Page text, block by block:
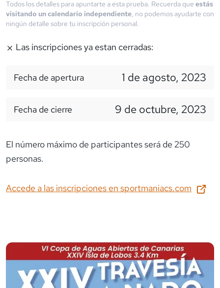
Todos los detalles para apuntarte a esta prueba. Recuerda que estás
visitando un calendario independiente, no podemos ayudarte con
ningún detalle sobre tu inscripción personal.
Las inscripciones ya estan cerradas:
Fecha de apertura 1 de agosto, 2023
Fecha de cierre 9 de octubre, 2023
El número máximo de participantes será de 250
personas.
Accede a las inscripciones en sportmaniacs.com